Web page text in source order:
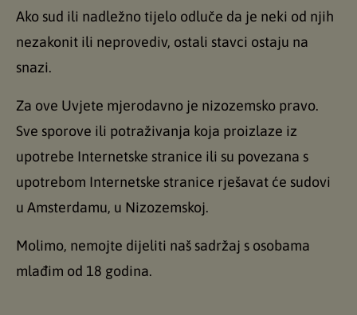
Ako sud ili nadležno tijelo odluče da je neki od njih
nezakonit ili neprovediv, ostali stavci ostaju na
snazi.
Za ove Uvjete mjerodavno je nizozemsko pravo.
Sve sporove ili potraživanja koja proizlaze iz
upotrebe Internetske stranice ili su povezana s
upotrebom Internetske stranice rješavat će sudovi
u Amsterdamu, u Nizozemskoj.
Molimo, nemojte dijeliti naš sadržaj s osobama
mlađim od 18 godina.